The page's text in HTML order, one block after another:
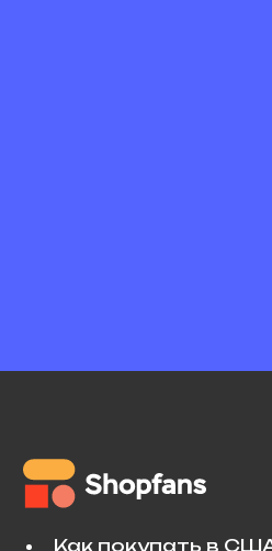
Как покупать в